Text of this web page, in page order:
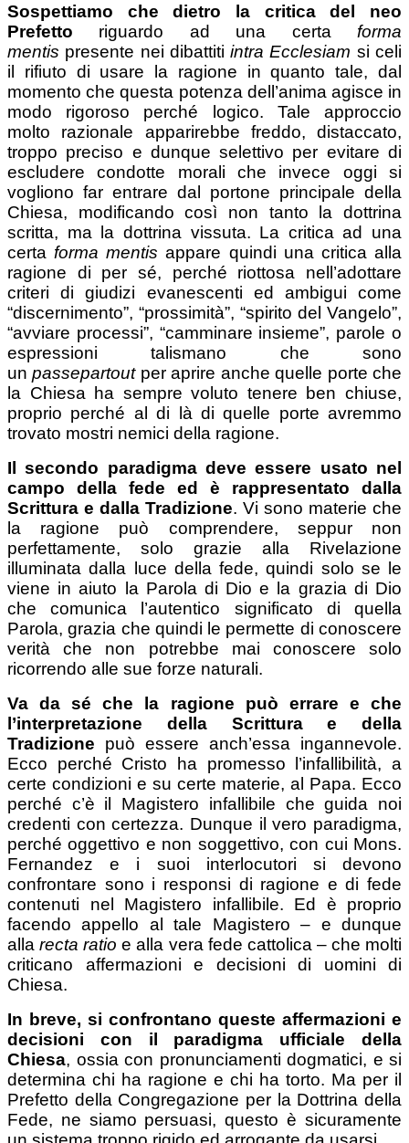
Sospettiamo che dietro la critica del neo
Prefetto riguardo ad una certa forma
mentis presente nei dibattitiintra Ecclesiam si celi
il rifiuto di usare la ragione in quanto tale, dal
momento che questa potenza dell’anima agisce in
modo rigoroso perché logico. Tale approccio
molto razionale apparirebbe freddo, distaccato,
troppo preciso e dunque selettivo per evitare di
escludere condotte morali che invece oggi si
vogliono far entrare dal portone principale della
Chiesa, modificando così non tanto la dottrina
scritta, ma la dottrina vissuta. La critica ad una
certa forma mentis appare quindi una critica alla
ragione di per sé, perché riottosa nell’adottare
criteri di giudizi evanescenti ed ambigui come
“discernimento”, “prossimità”, “spirito del Vangelo”,
“avviare processi”, “camminare insieme”, parole o
espressioni talismano che sono
unpassepartoutper aprire anche quelle porte che
la Chiesa ha sempre voluto tenere ben chiuse,
proprio perché al di là di quelle porte avremmo
trovato mostri nemici della ragione.
Il secondo paradigma deve essere usato nel
campo della fede ed è rappresentato dalla
Scrittura e dalla Tradizione. Vi sono materie che
la ragione può comprendere, seppur non
perfettamente, solo grazie alla Rivelazione
illuminata dalla luce della fede, quindi solo se le
viene in aiuto la Parola di Dio e la grazia di Dio
che comunica l’autentico significato di quella
Parola, grazia che quindi le permette di conoscere
verità che non potrebbe mai conoscere solo
ricorrendo alle sue forze naturali.
Va da sé che la ragione può errare e che
l’interpretazione della Scrittura e della
Tradizione può essere anch’essa ingannevole.
Ecco perché Cristo ha promesso l’infallibilità, a
certe condizioni e su certe materie, al Papa. Ecco
perché c’è il Magistero infallibile che guida noi
credenti con certezza. Dunque il vero paradigma,
perché oggettivo e non soggettivo, con cui Mons.
Fernandez e i suoi interlocutori si devono
confrontare sono i responsi di ragione e di fede
contenuti nel Magistero infallibile. Ed è proprio
facendo appello al tale Magistero – e dunque
allarecta ratio e alla vera fede cattolica – che molti
criticano affermazioni e decisioni di uomini di
Chiesa.
In breve, si confrontano queste affermazioni e
decisioni con il paradigma ufficiale della
Chiesa, ossia con pronunciamenti dogmatici, e si
determina chi ha ragione e chi ha torto. Ma per il
Prefetto della Congregazione per la Dottrina della
Fede, ne siamo persuasi, questo è sicuramente